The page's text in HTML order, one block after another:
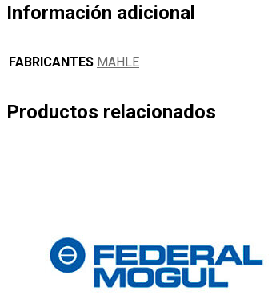
Información adicional
FABRICANTES MAHLE
Productos relacionados